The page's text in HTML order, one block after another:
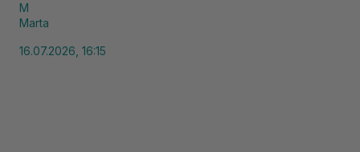
M
Marta
16.07.2026, 16:15